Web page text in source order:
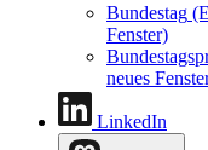
Bundestag
Fenster)
neues
LinkedIn